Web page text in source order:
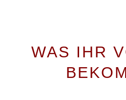
WAS IHR